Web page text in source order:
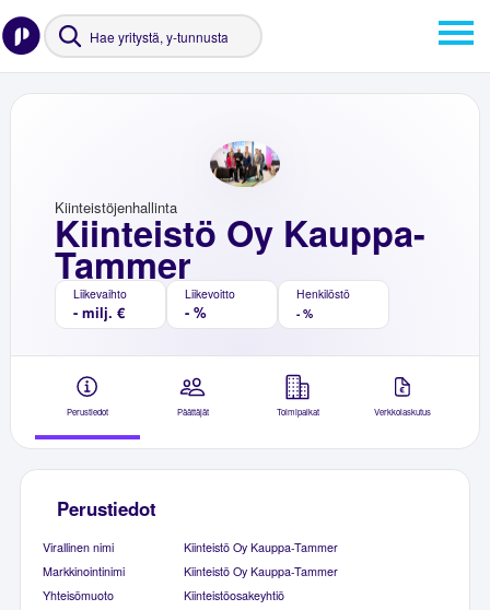
Kiinteistö Oy Kauppa-
Tammer
Kiinteistöjenhallinta
Liikevaihto
- milj. €
Liikevoitto
- %
Henkilöstö
- %
Perustiedot Päättäjät Toimipaikat Verkkolaskutus
Perustiedot
Virallinen nimi
Kiinteistö Oy Kauppa-Tammer
Markkinointinimi
Kiinteistö Oy Kauppa-Tammer
Yhteisömuoto
Kiinteistöosakeyhtiö